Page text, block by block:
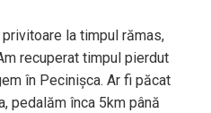
la timpul rămas,
recuperat timpul pierdut
în Pecinișca. Ar fi păcat
pedalăm înca 5km până